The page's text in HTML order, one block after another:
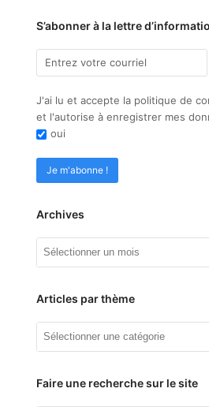
S’abonner à la lettre
J'ai lu et accepte la politique de
et l'autorise à enregistrer mes
oui
Archives
Articles par thème
Articles
Faire une recherche sur le site